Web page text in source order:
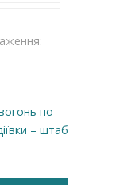
по
– штаб